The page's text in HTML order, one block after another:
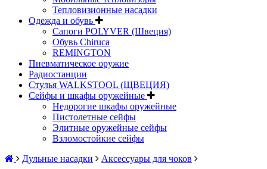
Тепловизионные насадки
Одежда и обувь
Сапоги POLYVER (Швеция)
Обувь Chiruca
REMINGTON
Пневматическое оружие
Радиостанции
Стулья WALKSTOOL (ЩВЕЦИЯ)
Сейфы и шкафы оружейные
Недорогие шкафы оружейные
Пистолетные сейфы
Элитные оружейные сейфы
Взломостойкие сейфы
Дульные насадки
Аксессуары для чоков